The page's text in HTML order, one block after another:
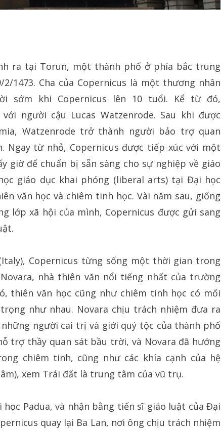
ra tại Torun, một thành phố ở phía bắc trung
1473. Cha của Copernicus là một thương nhân
sớm khi Copernicus lên 10 tuổi. Kể từ đó,
người cậu Lucas Watzenrode. Sau khi được
Watzenrode trở thành người bảo trợ quan
Ngay từ nhỏ, Copernicus được tiếp xúc với một
giờ để chuẩn bị sẵn sàng cho sự nghiệp về giáo
giáo dục khai phóng (liberal arts) tại Đại học
văn học và chiêm tinh học. Vài năm sau, giống
lớp xã hội của mình, Copernicus được gửi sang
Copernicus từng sống một thời gian trong
nhà thiên văn nổi tiếng nhất của trường
thiên văn học cũng như chiêm tinh học có mối
như nhau. Novara chịu trách nhiệm đưa ra
người cai trị và giới quý tộc của thành phố
trợ thầy quan sát bầu trời, và Novara đã hướng
chiêm tinh, cũng như các khía cạnh của hệ
xem Trái đất là trung tâm của vũ trụ.
Padua, và nhận bằng tiến sĩ giáo luật của Đại
quay lại Ba Lan, nơi ông chịu trách nhiệm